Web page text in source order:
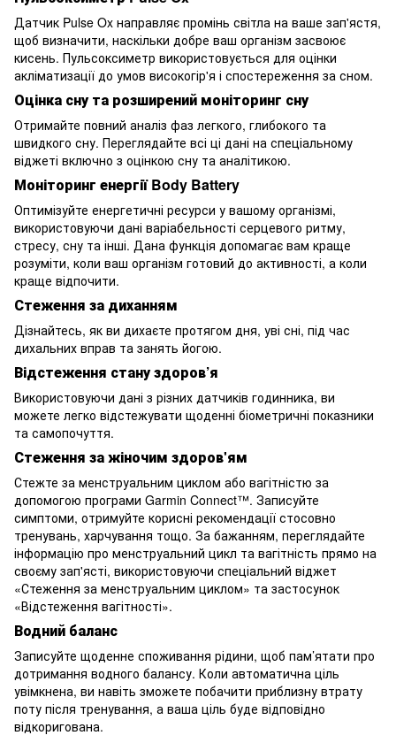
Датчик Pulse Ox направляє промінь світла на ваше зап'ястя,
щоб визначити, наскільки добре ваш організм засвоює
кисень. Пульсоксиметр використовується для оцінки
акліматизації до умов високогір'я і спостереження за сном.
Оцінка сну та розширений моніторинг сну
Отримайте повний аналіз фаз легкого, глибокого та
швидкого сну. Переглядайте всі ці дані на спеціальному
віджеті включно з оцінкою сну та аналітикою.
Моніторинг енергії Body Battery
Оптимізуйте енергетичні ресурси у вашому організмі,
використовуючи дані варіабельності серцевого ритму,
стресу, сну та інші. Дана функція допомагає вам краще
розуміти, коли ваш організм готовий до активності, а коли
краще відпочити.
Стеження за диханням
Дізнайтесь, як ви дихаєте протягом дня, уві сні, під час
дихальних вправ та занять йогою.
Відстеження стану здоров’я
Використовуючи дані з різних датчиків годинника, ви
можете легко відстежувати щоденні біометричні показники
та самопочуття.
Стеження за жіночим здоров'ям
Стежте за менструальним циклом або вагітністю за
допомогою програми Garmin Connect™. Записуйте
симптоми, отримуйте корисні рекомендації стосовно
тренувань, харчування тощо. За бажанням, переглядайте
інформацію про менструальний цикл та вагітність прямо на
своєму зап'ясті, використовуючи спеціальний віджет
«Стеження за менструальним циклом» та застосунок
«Відстеження вагітності».
Водний баланс
Записуйте щоденне споживання рідини, щоб пам’ятати про
дотримання водного балансу. Коли автоматична ціль
увімкнена, ви навіть зможете побачити приблизну втрату
поту після тренування, а ваша ціль буде відповідно
відкоригована.